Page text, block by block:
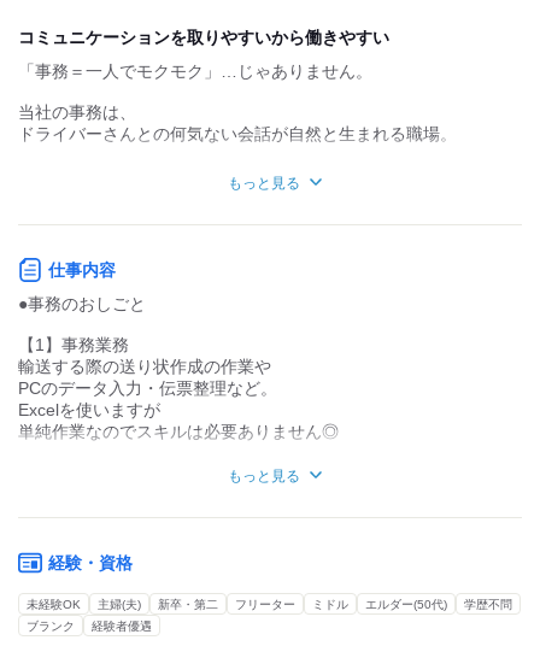
デスクワーク
お客様との対話が
力仕事が少ない 力仕事が多い
トランコム株式会社のグループ企業です。
・設立 2005年9月
・従業員数 127名(2022年7月現在)
■事業内容
・貨物自動車運送事業
・貨物利用運送事業等
感謝、誠実、
コミュニケーションを取りやすいから働きやすい
「事務＝一人でモクモク」…じゃありません。
当社の事務は、
ドライバーさんとの何気ない会話が自然と生まれる職場。
「今日の体調は大丈夫ですか？」
そんな声かけが日常的にあり、
家庭と両立しやすい働き方
業務の進め方を工夫しながら、
9～10日程度の大型連休もあります♪
有休も取りやすく、
介護や子育てと両立しながら
安心して長く働ける環境です◎
― 女性スタッフ（入社11年目）
もっと見る
仕事内容
●事務のおしごと
【1】事務業務
輸送する際の送り状作成の作業や
PCのデータ入力・伝票整理など。
Excelを使いますが
単純作業なのでスキルは必要ありません◎
【2】お客様やドライバーとのやり取り
取引に関する連絡をします。
来客対応はほぼありません♪
ドライバーとのやり取りが多く、
当日に必要な書類を渡したり、
もっと見る
経験・資格
未経験OK 主婦(夫) 新卒・第二 フリーター ミドル エルダー(50代)
学歴不問
ブランク
経験者優遇